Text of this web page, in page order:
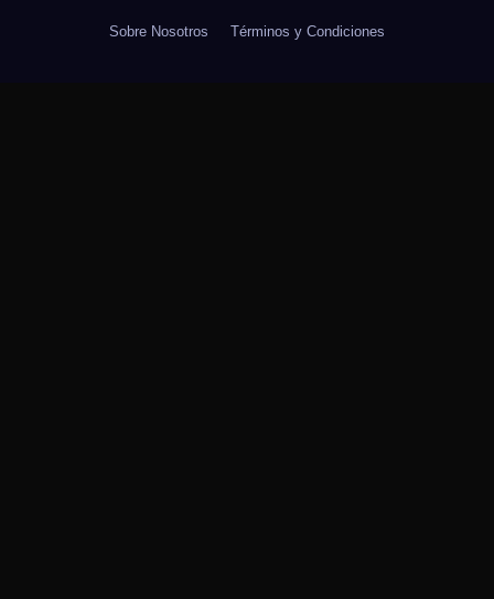
Sobre Nosotros Términos y Condiciones